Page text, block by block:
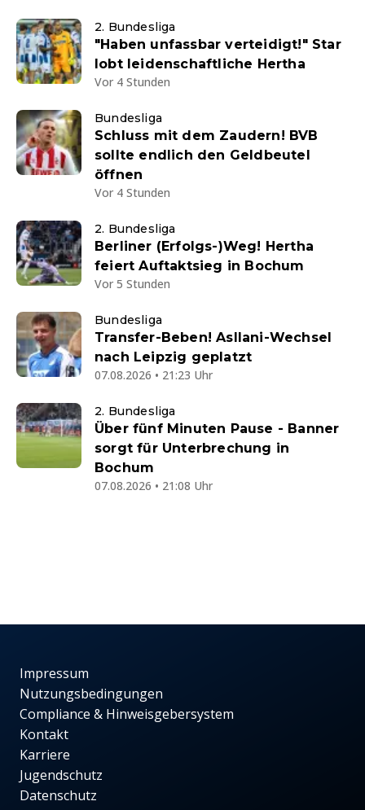
2. Bundesliga
"Haben unfassbar verteidigt!" Star
lobt leidenschaftliche Hertha
Vor 4 Stunden
Bundesliga
Schluss mit dem Zaudern! BVB
sollte endlich den Geldbeutel
öffnen
Vor 4 Stunden
2. Bundesliga
Berliner (Erfolgs-)Weg! Hertha
feiert Auftaktsieg in Bochum
Vor 5 Stunden
Bundesliga
Transfer-Beben! Asllani-Wechsel
nach Leipzig geplatzt
07.08.2026 • 21:23 Uhr
2. Bundesliga
Über fünf Minuten Pause - Banner
sorgt für Unterbrechung in
Bochum
07.08.2026 • 21:08 Uhr
Impressum
Nutzungsbedingungen
Compliance & Hinweisgebersystem
Kontakt
Karriere
Jugendschutz
Datenschutz